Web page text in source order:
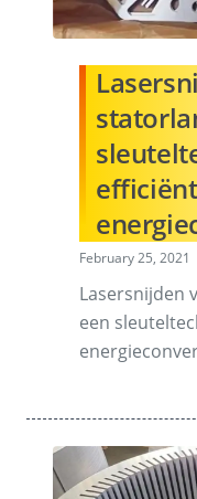
February 25, 2021
Lasersnijden
een